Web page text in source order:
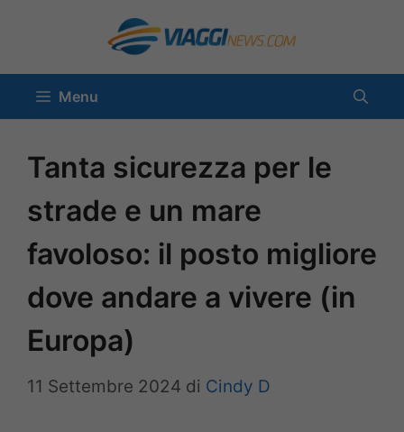
contenuto
Menu
Tanta sicurezza per le
strade e un mare
favoloso: il posto migliore
dove andare a vivere (in
Europa)
11 Settembre 2024 di Cindy D